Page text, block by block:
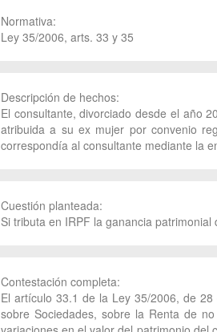
Normativa:
Ley 35/2006, arts. 33 y 35
Descripción de hechos:
El consultante, divorciado desde el año
atribuida a su ex mujer por convenio
correspondía al consultante mediante la
Cuestión planteada:
Si tributa en IRPF la ganancia
Contestación completa:
El artículo 33.1 de la Ley 35/2006, de
sobre Sociedades, sobre la Renta de